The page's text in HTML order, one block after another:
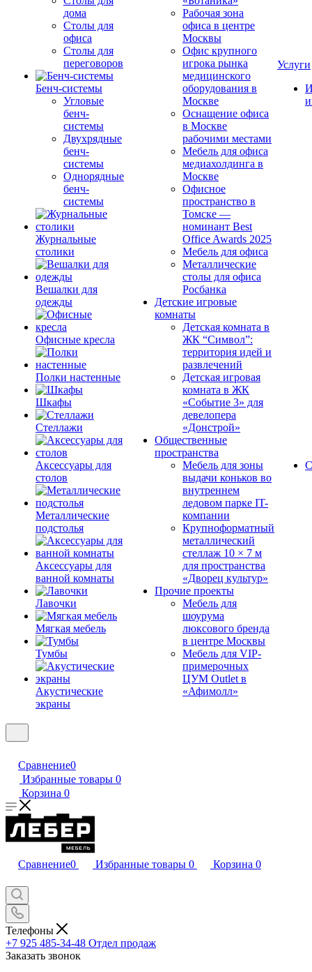
дома
Столы для
офиса
Столы для
переговоров
Бенч-системы
Угловые
бенч-
системы
Двухрядные
бенч-
системы
Однорядные
бенч-
системы
Журнальные
столики
Вешалки для
одежды
Офисные кресла
Полки настенные
Шкафы
Стеллажи
Аксессуары для
столов
Металлические
подстолья
Аксессуары для
ванной комнаты
Лавочки
Мягкая мебель
Тумбы
Акустические
экраны
Рабочая зона
офиса в центре
Москвы
Офис крупного
игрока рынка
медицинского
оборудования в
Москве
Оснащение офиса
в Москве
рабочими местами
Мебель для офиса
медиахолдинга в
Москве
Офисное
пространство в
Томске —
номинант Best
Office Awards 2025
Мебель для офиса
Металлические
столы для офиса
Росбанка
Детские игровые
комнаты
Детская комната в
ЖК “Символ”:
территория идей и
развлечений
Детская игровая
комната в ЖК
«Событие 3» для
девелопера
«Донстрой»
Общественные
пространства
Мебель для зоны
выдачи коньков во
внутреннем
ледовом парке IT-
компании
Крупноформатный
металлический
стеллаж 10 × 7 м
для пространства
«Дворец культур»
Прочие проекты
Мебель для
шоурума
люксового бренда
в центре Москвы
Мебель для VIP-
примерочных
ЦУМ Outlet в
«Афимолл»
Услуги
Сравнение0
Избранные товары 0
Корзина 0
Сравнение0 Избранные товары 0 Корзина 0
Телефоны
+7 925 485-34-48 Отдел продаж
Заказать звонок